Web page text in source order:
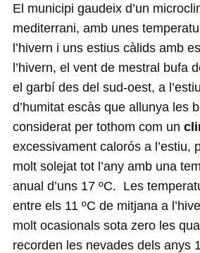
El municipi gaudeix d’un
mediterrani, amb unes
l’hivern i uns estius càlids amb
l’hivern, el vent de mestral bufa
el garbí des del sud-oest, a
d’humitat escàs que allunya les
considerat per tothom com un
excessivament calorós a l’estiu,
molt solejat tot l’any amb una
anual d’uns 17 ºC. Les
entre els 11 ºC de mitjana a
molt ocasionals sota zero les
recorden les nevades dels anys